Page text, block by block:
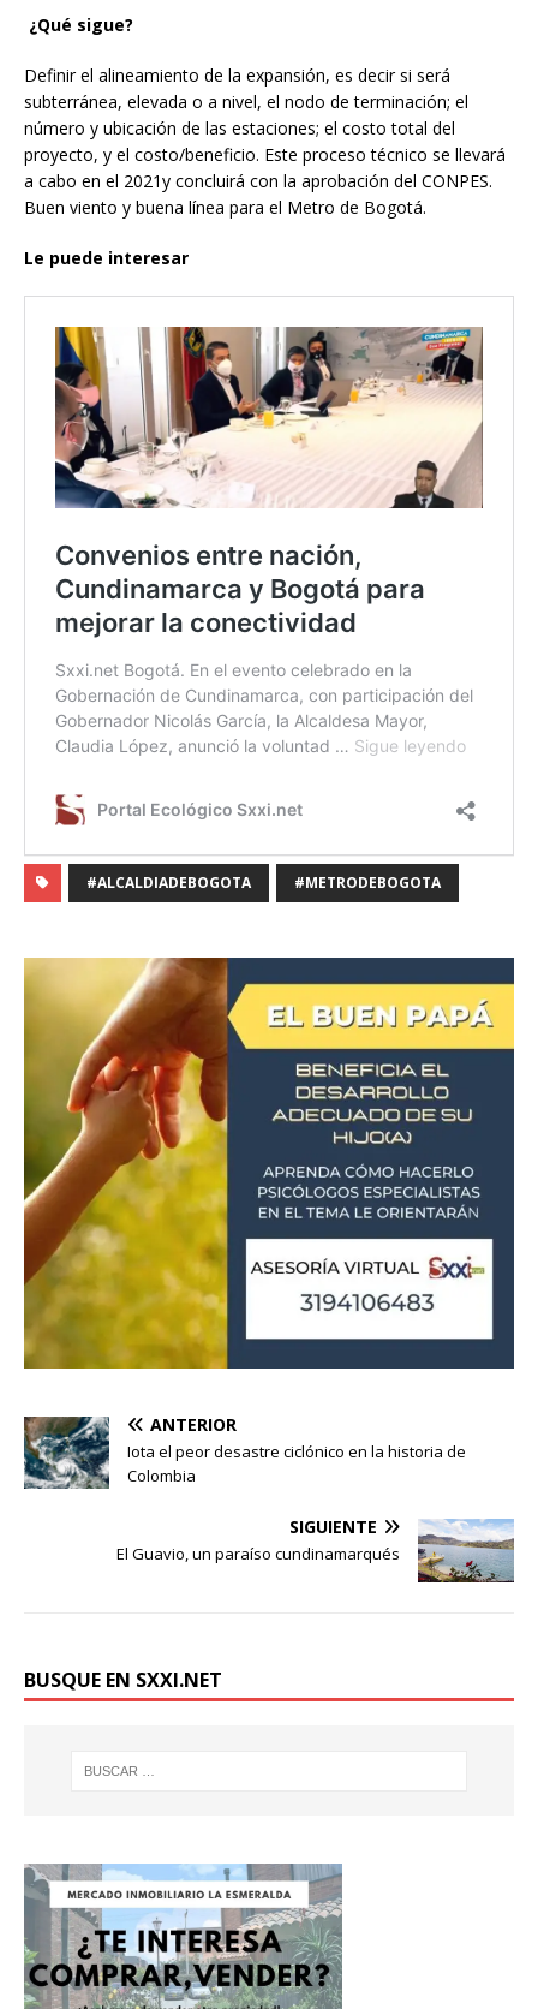
¿Qué sigue?
Definir el alineamiento de la expansión, es decir si será
subterránea, elevada o a nivel, el nodo de terminación; el
número y ubicación de las estaciones; el costo total del
proyecto, y el costo/beneficio. Este proceso técnico se llevará
a cabo en el 2021y concluirá con la aprobación del CONPES.
Buen viento y buena línea para el Metro de Bogotá.
Le puede interesar
#ALCALDIADEBOGOTA #METRODEBOGOTA
ANTERIOR
Iota el peor desastre ciclónico en la historia de
Colombia
SIGUIENTE
El Guavio, un paraíso cundinamarqués
BUSQUE EN SXXI.NET